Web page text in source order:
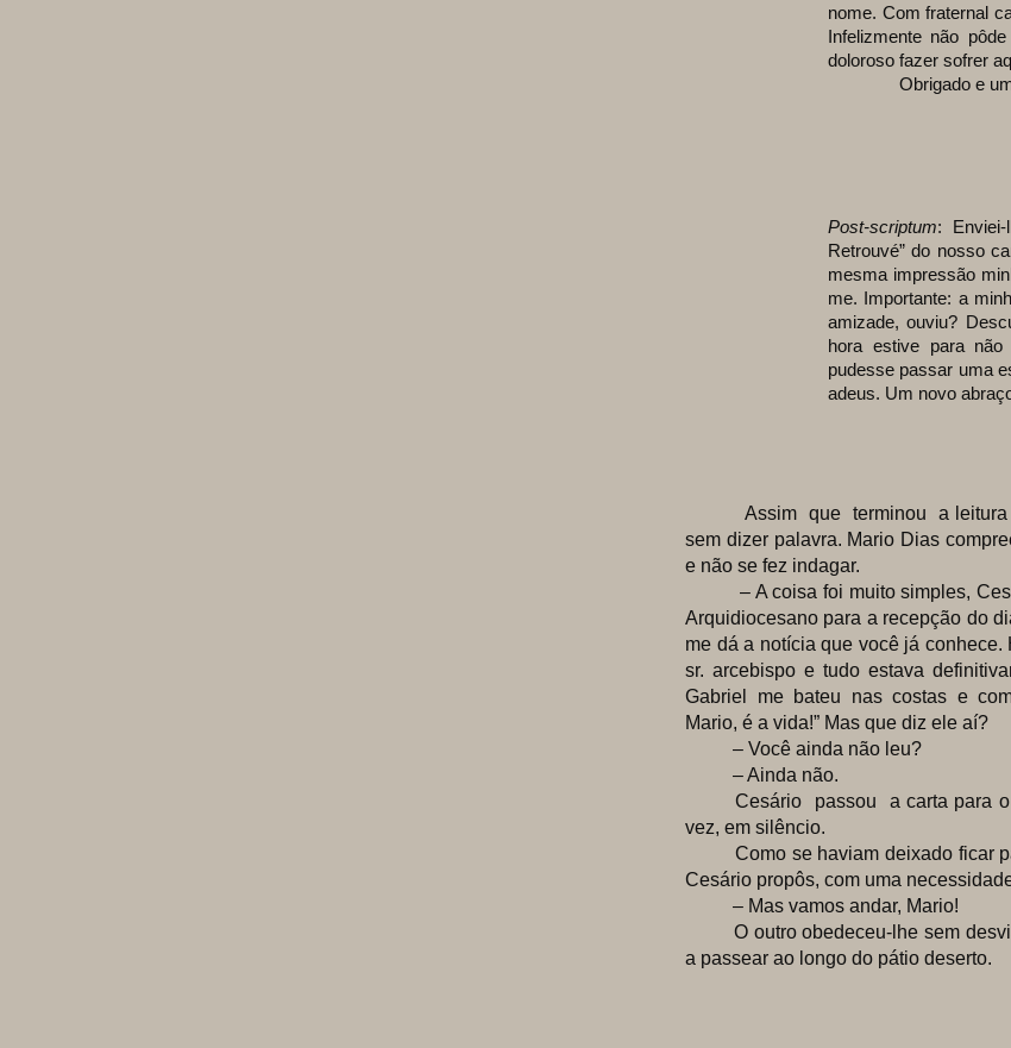
nome. Com fraternal
Infelizmente não
doloroso fazer sofrer
Obrigado e um
Post-scriptum:
Retrouvé” do nosso
mesma impressão
me. Importante: a
amizade, ouviu?
hora estive para
pudesse passar uma
adeus. Um novo
Assim que terminou a leitura
sem dizer palavra. Mario Dias
e não se fez indagar.
– A coisa foi muito simples,
Arquidiocesano para a recepção do
me dá a notícia que você já
sr. arcebispo e tudo estava
Gabriel me bateu nas costas e
Mario, é a vida!” Mas que diz ele aí?
– Você ainda não leu?
– Ainda não.
Cesário passou a carta para o
vez, em silêncio.
Como se haviam deixado ficar
Cesário propôs, com uma
– Mas vamos andar, Mario!
O outro obedeceu-lhe sem
a passear ao longo do pátio deserto.